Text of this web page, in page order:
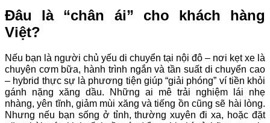
Đâu là “chân ái” cho khách hàng
Việt?
Nếu bạn là người chủ yếu di chuyển tại nội đô – nơi kẹt xe là
chuyện cơm bữa, hành trình ngắn và tần suất di chuyển cao
– hybrid thực sự là phương tiện giúp “giải phóng” ví tiền khỏi
gánh nặng xăng dầu. Những ai mê trải nghiệm lái nhẹ
nhàng, yên tĩnh, giảm mùi xăng và tiếng ồn cũng sẽ hài lòng.
Nhưng nếu bạn sống ở tỉnh, thường xuyên đi xa, hoặc đặt